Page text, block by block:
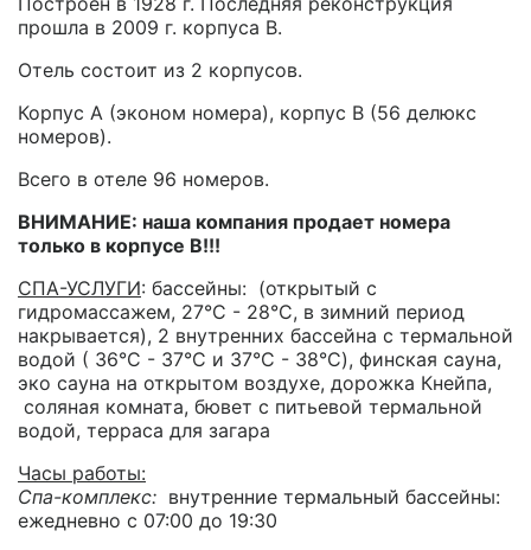
прошла в 2009 г. корпуса В.
Отель состоит из 2 корпусов.
Корпус A (эконом номера), корпус В (56 делюкс
номеров).
Всего в отеле 96 номеров.
ВНИМАНИЕ: наша компания продает номера
только в корпусе B!!!
СПА-УСЛУГИ: бассейны: (открытый с
гидромассажем, 27°C - 28°C, в зимний период
накрывается), 2 внутренних бассейна с термальной
водой ( 36°C - 37°C и 37°C - 38°C), финская сауна,
эко сауна на открытом воздухе, дорожка Кнейпа,
соляная комната, бювет с питьевой термальной
водой, терраса для загара
Часы работы:
Спа-комплекс: внутренние термальный бассейны:
ежедневно с 07:00 до 19:30